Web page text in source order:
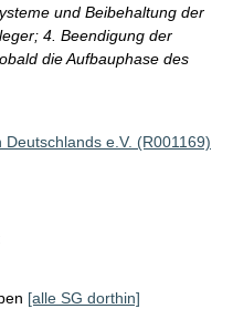
und Beibehaltung der
4. Beendigung der
die Aufbauphase des
e.V. (R001169)
[alle SG dorthin]